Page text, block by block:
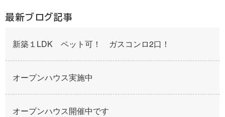
最新ブログ記事
新築１LDK ペット可！ ガスコンロ2口！
オープンハウス実施中
オープンハウス開催中です